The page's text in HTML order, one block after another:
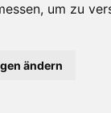
um zu
ändern
der
Teil 2
A12 -
meine